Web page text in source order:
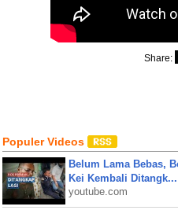
Share:
Populer Videos
Belum Lama Bebas,
Kei Kembali Ditangk...
youtube.com